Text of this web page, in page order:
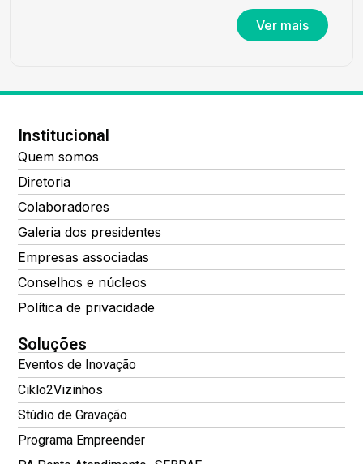
Ver mais
Institucional
Quem somos
Diretoria
Colaboradores
Galeria dos presidentes
Empresas associadas
Conselhos e núcleos
Política de privacidade
Soluções
Eventos de Inovação
Ciklo2Vizinhos
Stúdio de Gravação
Programa Empreender